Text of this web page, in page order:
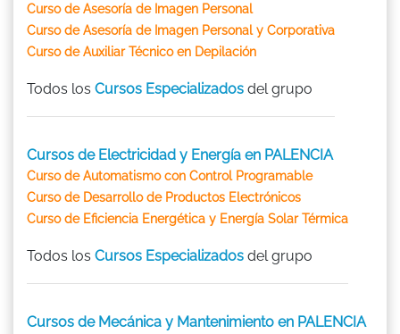
Curso de Asesoría de Imagen Personal
Curso de Asesoría de Imagen Personal y Corporativa
Curso de Auxiliar Técnico en Depilación
Todos los Cursos Especializados del grupo
Cursos de Electricidad y Energía en PALENCIA
Curso de Automatismo con Control Programable
Curso de Desarrollo de Productos Electrónicos
Curso de Eficiencia Energética y Energía Solar Térmica
Todos los Cursos Especializados del grupo
Cursos de Mecánica y Mantenimiento en PALENCIA